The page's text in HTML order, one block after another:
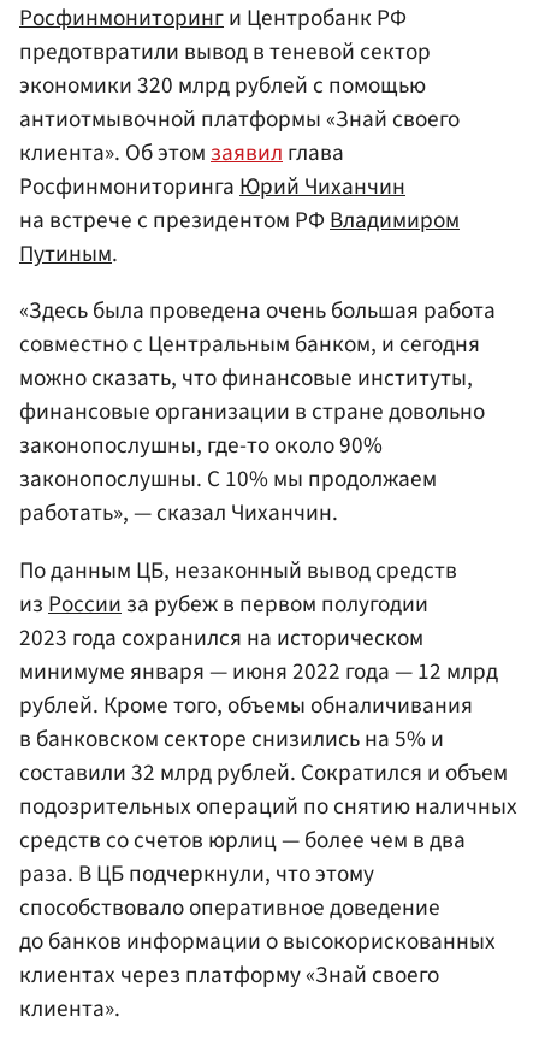
Росфинмониторинги Центробанк РФ
предотвратили вывод в теневой сектор
экономики 320 млрд рублей с помощью
антиотмывочной платформы «Знай своего
клиента». Об этомзаявилглава
РосфинмониторингаЮрий Чиханчин
на встрече с президентом РФВладимиром
Путиным.
«Здесь была проведена очень большая работа
совместно с Центральным банком, и сегодня
можно сказать, что финансовые институты,
финансовые организации в стране довольно
законопослушны, где-то около 90%
законопослушны. С 10% мы продолжаем
работать», — сказал Чиханчин.
По данным ЦБ, незаконный вывод средств
из России за рубеж в первом полугодии
2023 года сохранился на историческом
минимуме января — июня 2022 года — 12 млрд
рублей. Кроме того, объемы обналичивания
в банковском секторе снизились на 5% и
составили 32 млрд рублей. Сократился и объем
подозрительных операций по снятию наличных
средств со счетов юрлиц — более чем в два
раза. В ЦБ подчеркнули, что этому
способствовало оперативное доведение
до банков информации о высокорискованных
клиентах через платформу «Знай своего
клиента».